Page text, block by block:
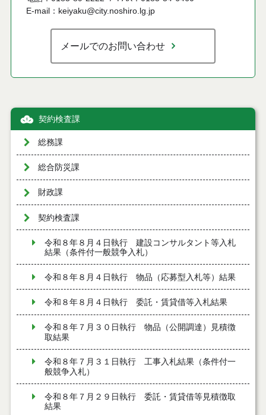
E-mail：keiyaku@city.noshiro.lg.jp
メールでのお問い合わせ
契約検査課
総務課
総合防災課
財政課
契約検査課
令和８年８月４日執行 建設コンサルタント等入札
結果（条件付一般競争入札）
令和８年８月４日執行 物品（応募型入札等）結果
令和８年８月４日執行 委託・賃貸借等入札結果
令和８年７月３０日執行 物品（公開調達）見積徴
取結果
令和８年７月３１日執行 工事入札結果（条件付一
般競争入札）
令和８年７月２９日執行 委託・賃貸借等見積徴取
結果